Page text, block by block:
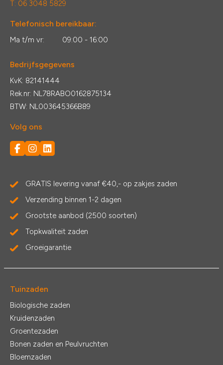
T: 06 3048 5829
Telefonisch bereikbaar:
Ma t/m vr: 09:00 - 16:00
Bedrijfsgegevens
KvK: 82141444
Rek.nr: NL78RABO0162875134
BTW: NL003645366B89
Volg ons
GRATIS levering vanaf €40,- op zakjes zaden
Verzending binnen 1-2 dagen
Grootste aanbod (2500 soorten)
Topkwaliteit zaden
Groeigarantie
Tuinzaden
Biologische zaden
Kruidenzaden
Groentezaden
Bonen zaden en Peulvruchten
Bloemzaden